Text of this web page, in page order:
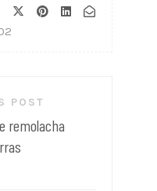
POST
remolacha